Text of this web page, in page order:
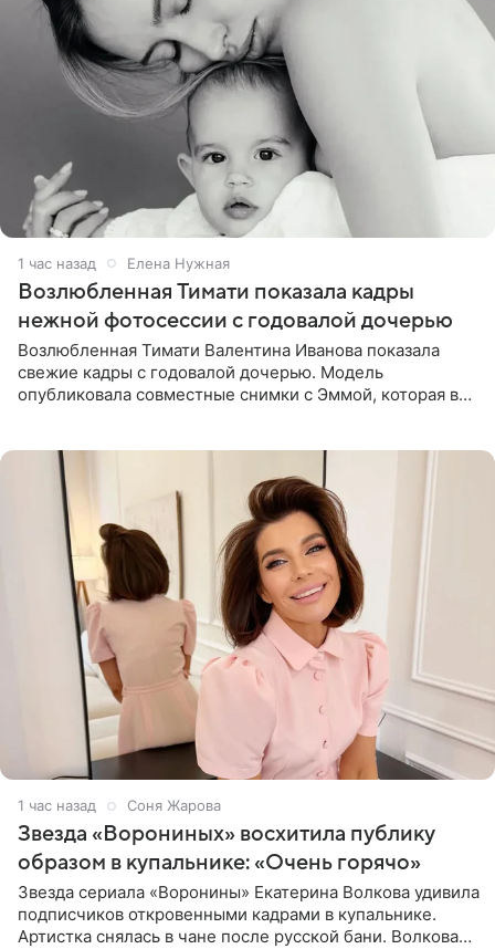
1 час назад Елена Нужная
Возлюбленная Тимати показала кадры
нежной фотосессии с годовалой дочерью
Возлюбленная Тимати Валентина Иванова показала
свежие кадры с годовалой дочерью. Модель
опубликовала совместные снимки с Эммой, которая в
1 час назад Соня Жарова
Звезда «Ворониных» восхитила публику
образом в купальнике: «Очень горячо»
Звезда сериала «Воронины» Екатерина Волкова удивила
подписчиков откровенными кадрами в купальнике.
Артистка снялась в чане после русской бани. Волкова